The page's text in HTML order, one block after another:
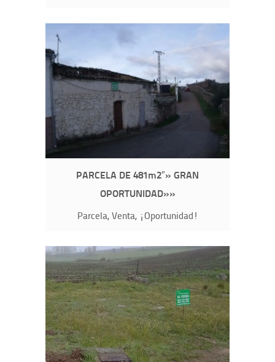
PARCELA DE 481m2″» GRAN
OPORTUNIDAD»»
Parcela, Venta, ¡Oportunidad!